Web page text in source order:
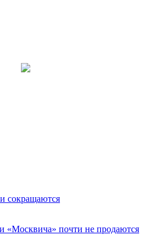
сокращаются
«Москвича» почти не продаются